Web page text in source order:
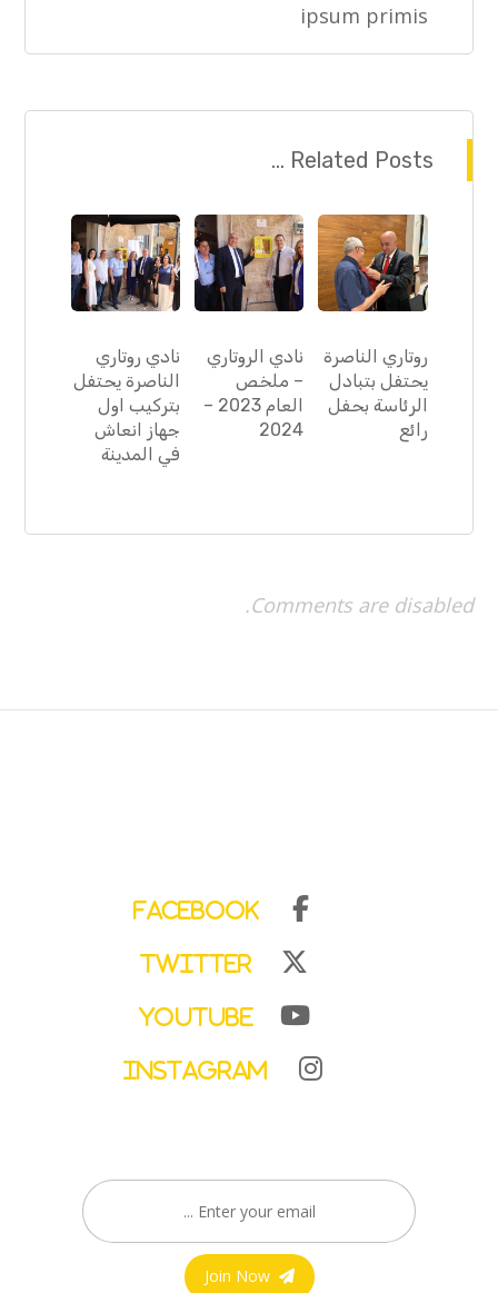
ipsum primis
Related Posts ...
روتاري الناصرة
يحتفل بتبادل
الرئاسة بحفل
رائع
نادي الروتاري
– ملخص
العام 2023 –
2024
نادي روتاري
الناصرة يحتفل
بتركيب اول
جهاز انعاش
في المدينة
Comments are disabled.
Facebook
Twitter
YouTube
Instagram
Join Now